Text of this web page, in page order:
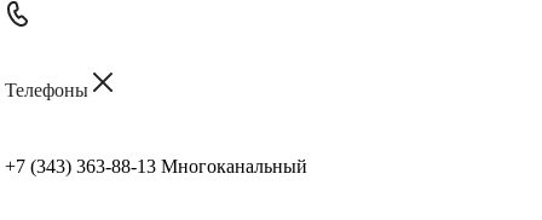
Телефоны
+7 (343) 363-88-13 Многоканальный